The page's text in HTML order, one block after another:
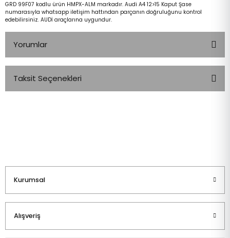
GRD 99F07 kodlu ürün HMPX-ALM markadır. Audi A4 12>15 Kaput Şase
numarasıyla whatsapp iletişim hattından parçanın doğruluğunu kontrol
edebilirsiniz. AUDİ araçlarına uygundur.
Yorumlar
Taksit Seçenekleri
Kurumsal
Alışveriş